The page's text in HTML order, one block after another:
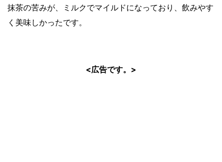
抹茶の苦みが、ミルクでマイルドになっており、飲みやす
く美味しかったです。
<広告です。>